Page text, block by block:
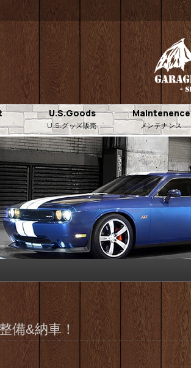
U.S.Goods
U.S.グッズ販売
Maintenence
メンテナンス
備&納車！